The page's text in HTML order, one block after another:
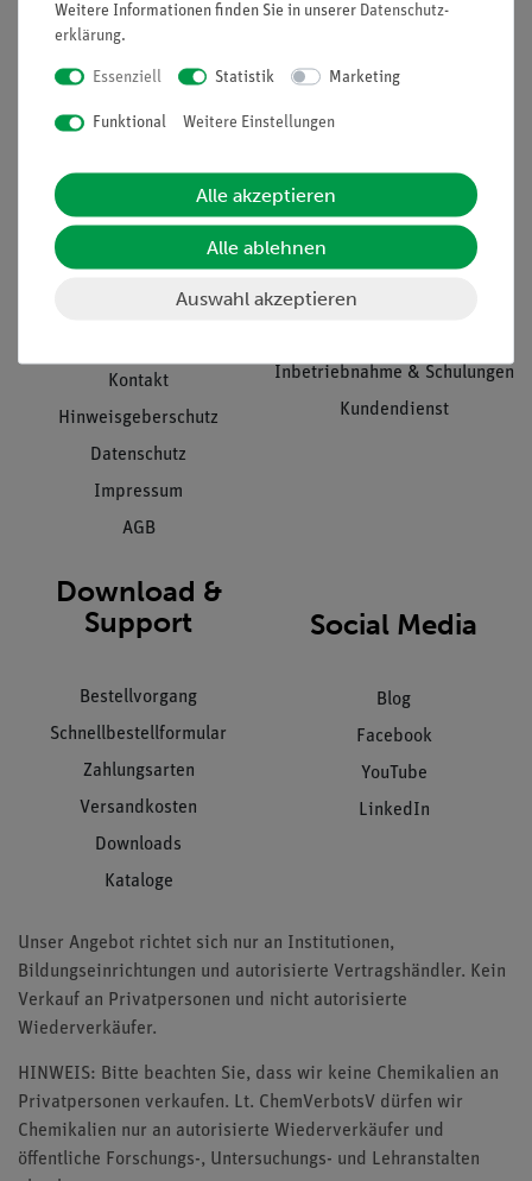
Projekte und Lösungen
Kontakt
Hinweisgeberschutz
Datenschutz
Impressum
AGB
Beratung & Showroom
Inventarisierungs- &
Inbetriebnahme & Schulungen
Kundendienst
Download &
Support
Bestellvorgang
Schnellbestellformular
Zahlungsarten
Versandkosten
Downloads
Kataloge
Social Media
Blog
Facebook
YouTube
LinkedIn
Unser Angebot richtet sich nur an Institutionen,
Bildungseinrichtungen und autorisierte Vertragshändler. Kein
Verkauf an Privatpersonen und nicht autorisierte
Wiederverkäufer.
HINWEIS: Bitte beachten Sie, dass wir keine Chemikalien an
Privatpersonen verkaufen. Lt. ChemVerbotsV dürfen wir
Chemikalien nur an autorisierte Wiederverkäufer und
öffentliche Forschungs-, Untersuchungs- und Lehranstalten
Weitere Informationen finden Sie in unserer Daten­schutz­
erklärung.
Essenziell Statistik Marketing
Funktional Weitere Einstellungen
Alle akzeptieren
Alle ablehnen
Auswahl akzeptieren